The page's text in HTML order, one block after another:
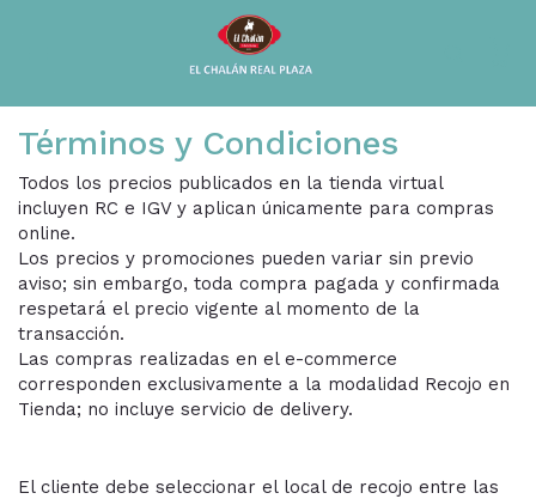
Términos y Condiciones
Todos los precios publicados en la tienda virtual
incluyen RC e IGV y aplican únicamente para compras
online.
Los precios y promociones pueden variar sin previo
aviso; sin embargo, toda compra pagada y confirmada
respetará el precio vigente al momento de la
transacción.
Las compras realizadas en el e-commerce
corresponden exclusivamente a la modalidad Recojo en
Tienda; no incluye servicio de delivery.
El cliente debe seleccionar el local de recojo entre las